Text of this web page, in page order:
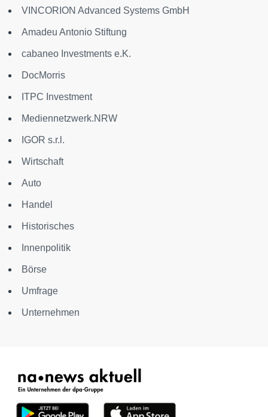
VINCORION Advanced Systems GmbH
Amadeu Antonio Stiftung
cabaneo Investments e.K.
DocMorris
ITPC Investment
Mediennetzwerk.NRW
IGOR s.r.l.
Wirtschaft
Auto
Handel
Historisches
Innenpolitik
Börse
Umfrage
Unternehmen